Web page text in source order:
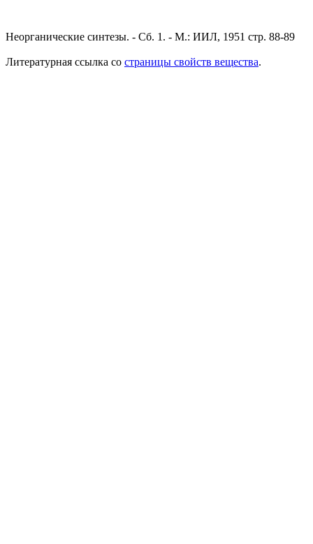
Неорганические синтезы. - Сб. 1. - М.: ИИЛ, 1951 стр. 88-89
Литературная ссылка со страницы свойств вещества.